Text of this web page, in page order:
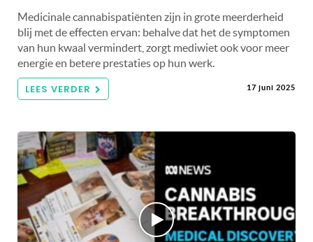
Medicinale cannabispatiënten zijn in grote meerderheid
blij met de effecten ervan: behalve dat het de symptomen
van hun kwaal vermindert, zorgt mediwiet ook voor meer
energie en betere prestaties op hun werk.
LEES VERDER 17 juni 2025